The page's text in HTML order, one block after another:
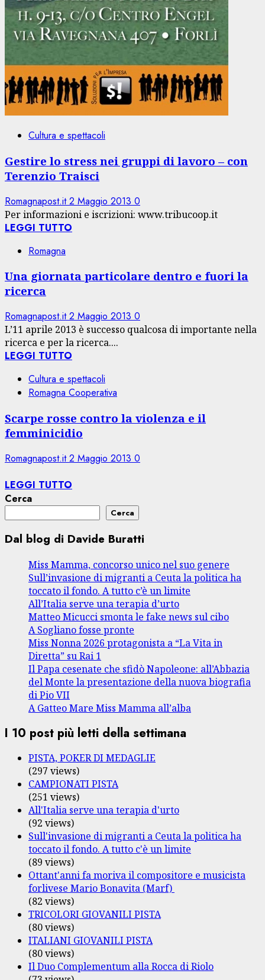
Cultura e spettacoli
Gestire lo stress nei gruppi di lavoro – con
Terenzio Traisci
Romagnapost.it2 Maggio 2013 0
Per informazioni e iscrizioni: www.tribucoop.it
LEGGI TUTTO
Romagna
Una giornata particolare dentro e fuori la
ricerca
Romagnapost.it2 Maggio 2013 0
L’11 aprile 2013 è successo qualcosa di importante nella
ricerca e per la ricerca....
LEGGI TUTTO
Cultura e spettacoli
Romagna Cooperativa
Scarpe rosse contro la violenza e il
femminicidio
Romagnapost.it2 Maggio 2013 0
LEGGI TUTTO
Cerca
Cerca
Dal blog di Davide Buratti
Miss Mamma, concorso unico nel suo genere
Sull’invasione di migranti a Ceuta la politica ha
toccato il fondo. A tutto c’è un limite
All’Italia serve una terapia d’urto
Matteo Micucci smonta le fake news sul cibo
A Sogliano fosse pronte
Miss Nonna 2026 protagonista a “La Vita in
Diretta” su Rai 1
Il Papa cesenate che sfidò Napoleone: all’Abbazia
del Monte la presentazione della nuova biografia
di Pio VII
A Gatteo Mare Miss Mamma all’alba
I 10 post più letti della settimana
PISTA, POKER DI MEDAGLIE
(297 views)
CAMPIONATI PISTA
(251 views)
All'Italia serve una terapia d'urto
(92 views)
Sull'invasione di migranti a Ceuta la politica ha
toccato il fondo. A tutto c'è un limite
(89 views)
Ottant'anni fa moriva il compositore e musicista
forlivese Mario Bonavita (Marf)
(82 views)
TRICOLORI GIOVANILI PISTA
(80 views)
ITALIANI GIOVANILI PISTA
(80 views)
Il Duo Complementum alla Rocca di Riolo